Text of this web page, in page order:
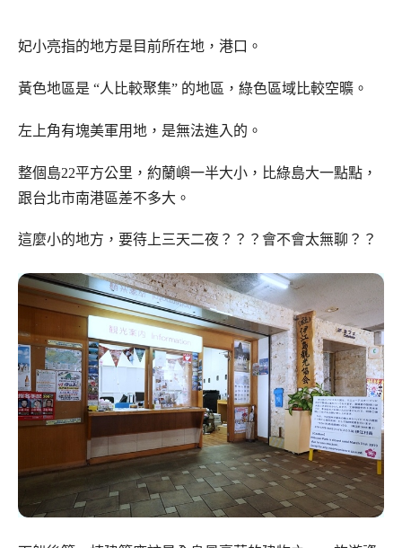
妃小亮指的地方是目前所在地，港口。
黃色地區是 “人比較聚集” 的地區，綠色區域比較空曠。
左上角有塊美軍用地，是無法進入的。
整個島22平方公里，約蘭嶼一半大小，比綠島大一點點，
跟台北市南港區差不多大。
這麼小的地方，要待上三天二夜？？？會不會太無聊？？